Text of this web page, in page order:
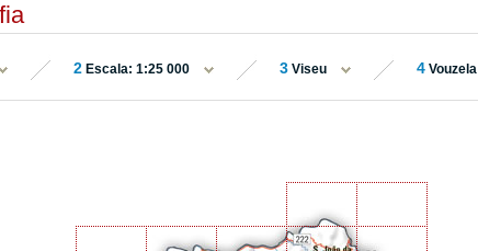
2 Escala: 1:25 000 3 Viseu 4 Vouzela